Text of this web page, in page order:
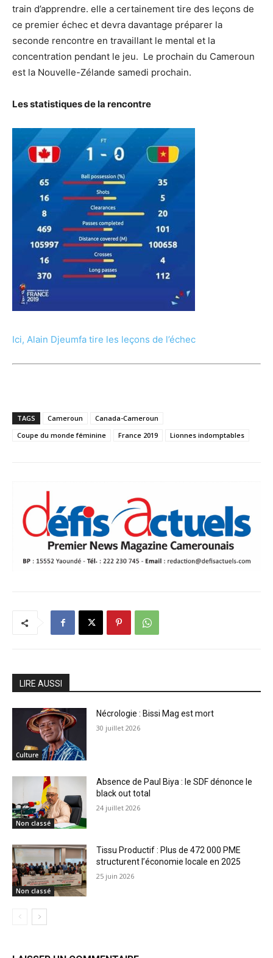
train d’apprendre. elle a certainement tire des leçons de
ce premier échec et devra davantage préparer la
seconde rencontre en travaillant le mental et la
concentration pendant le jeu. Le prochain du Cameroun
est la Nouvelle-Zélande samedi prochain.
Les statistiques de la rencontre
Ici, Alain Djeumfa tire les leçons de l’échec
TAGS Cameroun
Canada-Cameroun
Coupe du monde féminine
France 2019 Lionnes indomptables
LIRE AUSSI
Culture
Nécrologie : Bissi Mag est mort
30 juillet 2026
Non classé
Absence de Paul Biya : le SDF dénonce le
black out total
24 juillet 2026
Non classé
Tissu Productif : Plus de 472 000 PME
structurent l’économie locale en 2025
25 juin 2026